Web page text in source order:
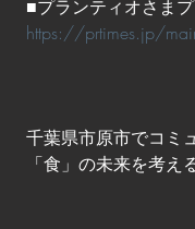
■プランティオさま
https://prtimes.jp/
千葉県市原市でコミ
「食」の未来を考え